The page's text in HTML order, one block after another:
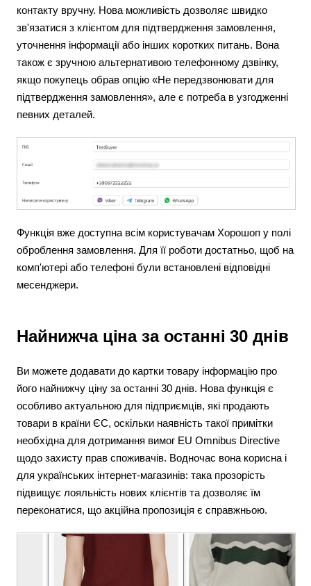
контакту вручну. Нова можливість дозволяє швидко
зв'язатися з клієнтом для підтвердження замовлення,
уточнення інформації або інших коротких питань. Вона
також є зручною альтернативою телефонному дзвінку,
якщо покупець обрав опцію «Не передзвонювати для
підтвердження замовлення», але є потреба в узгодженні
певних деталей.
Функція вже доступна всім користувачам Хорошоп у полі
оброблення замовлення. Для її роботи достатньо, щоб на
комп'ютері або телефоні були встановлені відповідні
месенджери.
Найнижча ціна за останні 30 днів
Ви можете додавати до картки товару інформацію про
його найнижчу ціну за останні 30 днів. Нова функція є
особливо актуальною для підприємців, які продають
товари в країни ЄС, оскільки наявність такої примітки
необхідна для дотримання вимог EU Omnibus Directive
щодо захисту прав споживачів. Водночас вона корисна і
для українських інтернет-магазинів: така прозорість
підвищує лояльність нових клієнтів та дозволяє їм
переконатися, що акційна пропозиція є справжньою.